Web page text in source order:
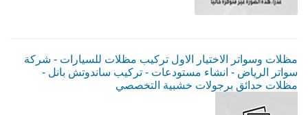
مظلات وسواتر الاختيار الاول تركيب مظلات للسيارات - شركة
سواتر الرياض - انشاء مستودعات - تركيب ساندوتش بانل -
مظلات حدائق برجولات خشبية التخصصي